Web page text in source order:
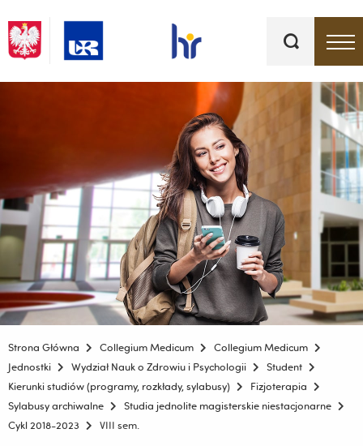
kluczowe
Strona Główna Collegium Medicum
Collegium Medicum
Jednostki
Wydział Nauk o Zdrowiu i Psychologii
Student
Kierunki studiów (programy, rozkłady, sylabusy)
Fizjoterapia
Sylabusy archiwalne
Studia jednolite magisterskie niestacjonarne
Cykl 2018-2023
VIII sem.